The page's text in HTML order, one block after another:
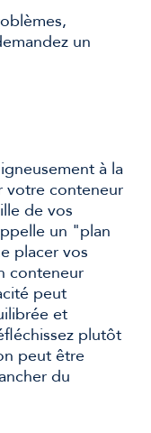
un
à la
votre conteneur
de vos
un "plan
placer vos
conteneur
peut
et
plutôt
peut être
du